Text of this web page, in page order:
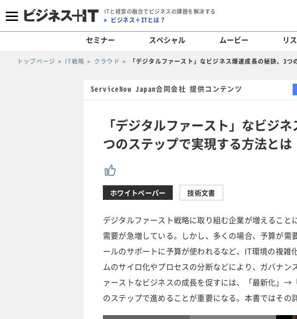
ITと経営の融合でビジネスの課題を解決する
ビジネス＋ITとは？
セミナー スペシャル ムービー リ
トップページ IT戦略 クラウド 「デジタルファースト」なビジネス爆速成長の秘訣、3
ServiceNow Japan合同会社 提供コンテンツ
「デジタルファースト」なビジ
つのステップで実現する方法とは
ホワイトペーパー 技術文書
デジタルファースト戦略に取り組む企業が増えること
需要が急増している。しかし、多くの場合、予算が需
ールのサポートに予算が使われるなど、IT環境の複雑
ムのサイロ化やプロセスの分断などにより、ガバナン
ァーストなビジネスの成長を促すには、「最新化」
のステップで進めることが重要になる。本書ではその